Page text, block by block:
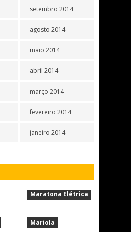
setembro 2014
agosto 2014
maio 2014
abril 2014
março 2014
fevereiro 2014
janeiro 2014
Maratona Elétrica
Mariola